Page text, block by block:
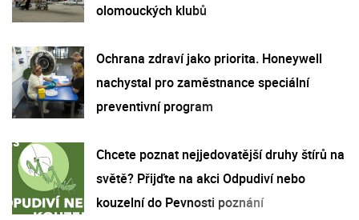
olomouckých klubů
Ochrana zdraví jako priorita. Honeywell
nachystal pro zaměstnance speciální
preventivní program
Chcete poznat nejjedovatější druhy štírů na
světě? Přijďte na akci Odpudiví nebo
kouzelní do Pevnosti poznání